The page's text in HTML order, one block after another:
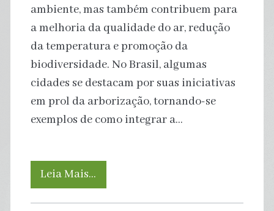
temas
da
COP30
ambiente, mas também contribuem para
a melhoria da qualidade do ar, redução
da temperatura e promoção da
biodiversidade. No Brasil, algumas
cidades se destacam por suas iniciativas
em prol da arborização, tornando-se
exemplos de como integrar a…
Leia Mais…
cidades